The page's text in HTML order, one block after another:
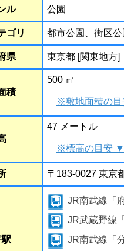
ル 公園
ゴリ 都市公園、街区公
県 東京都 [関東地方]
積
500 ㎡
※敷地面積の
47 メートル
※標高の目安 ▼
〒183-0027 東京
JR南武線「
JR武蔵野線
JR南武線「